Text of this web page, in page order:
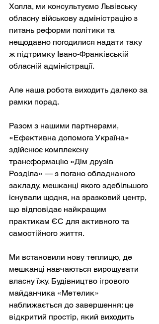
Холла, ми консультуємо Львівську
обласну військову адміністрацію з
питань реформи політики та
нещодавно погодилися надати таку
ж підтримку Івано-Франківській
обласній адміністрації.
Але наша робота виходить далеко за
рамки порад.
Разом з нашими партнерами,
«Ефективна допомога Україна»
здійснює комплексну
трансформацію «Дім друзів
Розділа» — з погано обладнаного
закладу, мешканці якого здебільшого
існували щодня, на зразковий центр,
що відповідає найкращим
практикам ЄС для активного та
самостійного життя.
Ми встановили нову теплицю, де
мешканці навчаються вирощувати
власну їжу. Будівництво ігрового
майданчика «Метелик»
наближається до завершення: це
відкритий простір, який виходить